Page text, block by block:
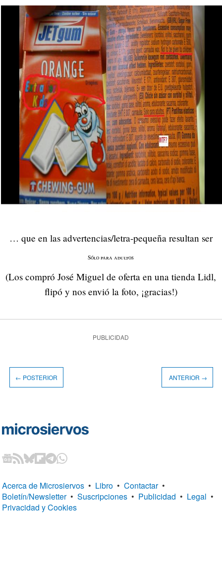
… que en las advertencias/letra-pequeña resultan ser
Sólo para adultos
(Los compró José Miguel de oferta en una tienda Lidl,
flipó y nos envió la foto, ¡gracias!)
PUBLICIDAD
← POSTERIOR ANTERIOR →
Acerca de Microsiervos • Libro • Contactar •
Boletín/Newsletter • Suscripciones • Publicidad • Legal •
Privacidad y Cookies